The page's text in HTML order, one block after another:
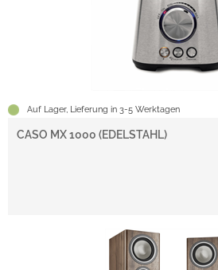
Auf Lager, Lieferung in 3-5 Werktagen
CASO MX 1000 (EDELSTAHL)